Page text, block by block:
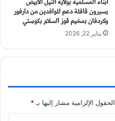
يسيرون قافلة دعم للوافدين من دارفور
وكردفان بمخيم قوز السلام بكوستي
يناير 22, 2026
الحقول الإلزامية مشار إليها بـ*